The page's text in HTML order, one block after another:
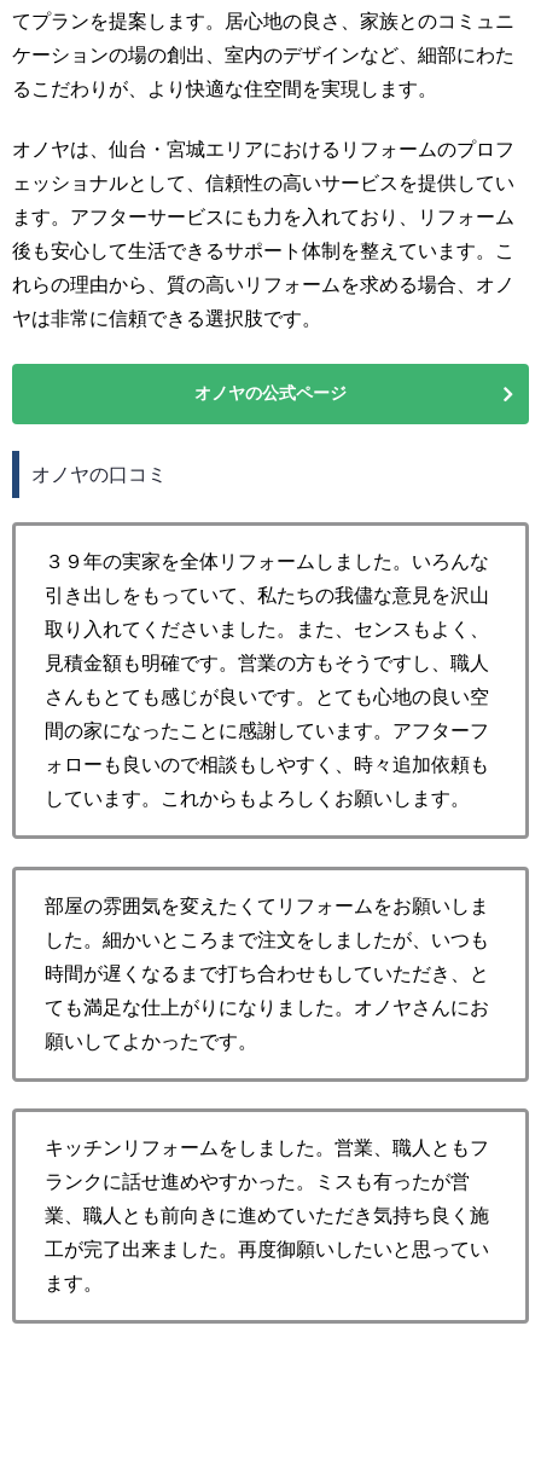
てプランを提案します。居心地の良さ、家族とのコミュニ
ケーションの場の創出、室内のデザインなど、細部にわた
るこだわりが、より快適な住空間を実現します。
オノヤは、仙台・宮城エリアにおけるリフォームのプロフ
ェッショナルとして、信頼性の高いサービスを提供してい
ます。アフターサービスにも力を入れており、リフォーム
後も安心して生活できるサポート体制を整えています。こ
れらの理由から、質の高いリフォームを求める場合、オノ
ヤは非常に信頼できる選択肢です。
オノヤの公式ページ
オノヤの口コミ
３９年の実家を全体リフォームしました。いろんな
引き出しをもっていて、私たちの我儘な意見を沢山
取り入れてくださいました。また、センスもよく、
見積金額も明確です。営業の方もそうですし、職人
さんもとても感じが良いです。とても心地の良い空
間の家になったことに感謝しています。アフターフ
ォローも良いので相談もしやすく、時々追加依頼も
しています。これからもよろしくお願いします。
部屋の雰囲気を変えたくてリフォームをお願いしま
した。細かいところまで注文をしましたが、いつも
時間が遅くなるまで打ち合わせもしていただき、と
ても満足な仕上がりになりました。オノヤさんにお
願いしてよかったです。
キッチンリフォームをしました。営業、職人ともフ
ランクに話せ進めやすかった。ミスも有ったが営
業、職人とも前向きに進めていただき気持ち良く施
工が完了出来ました。再度御願いしたいと思ってい
ます。